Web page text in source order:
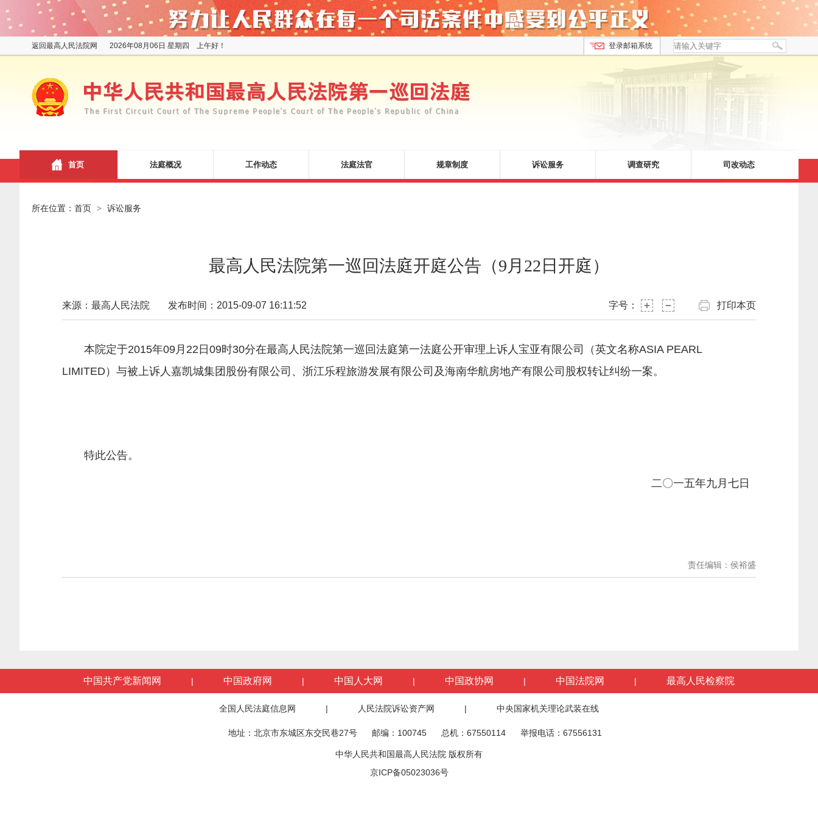
返回最高人民法院网 2026年08月06日 星期四 上午好！ 登录邮箱系统
首页 法庭概况 工作动态 法庭法官 规章制度 诉讼服务 调查研究 司改动态
所在位置： 首页 > 诉讼服务
最高人民法院第一巡回法庭开庭公告（9月22日开庭）
来源：最高人民法院 发布时间：2015-09-07 16:11:52 字号： 打印本页
本院定于2015年09月22日09时30分在最高人民法院第一巡回法庭第一法庭公开审理上诉人宝亚有限公司（英文名称ASIA PEARL
LIMITED）与被上诉人嘉凯城集团股份有限公司、浙江乐程旅游发展有限公司及海南华航房地产有限公司股权转让纠纷一案。
特此公告。
二〇一五年九月七日
责任编辑：侯裕盛
中国共产党新闻网 | 中国政府网 | 中国人大网 | 中国政协网 | 中国法院网 | 最高人民检察院
全国人民法庭信息网 | 人民法院诉讼资产网 | 中央国家机关理论武装在线
地址：北京市东城区东交民巷27号 邮编：100745 总机：67550114 举报电话：67556131
中华人民共和国最高人民法院 版权所有
京ICP备05023036号